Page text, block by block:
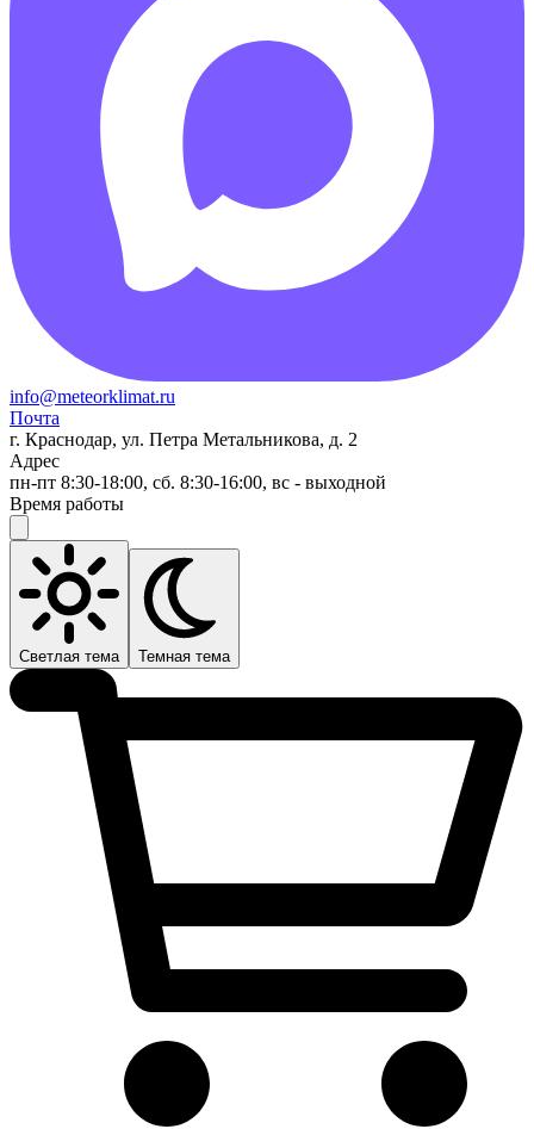
info@meteorklimat.ru
Почта
г. Краснодар, ул. Петра Метальникова, д. 2
Адрес
пн-пт 8:30-18:00, сб. 8:30-16:00, вс - выходной
Время работы
Светлая тема Темная тема